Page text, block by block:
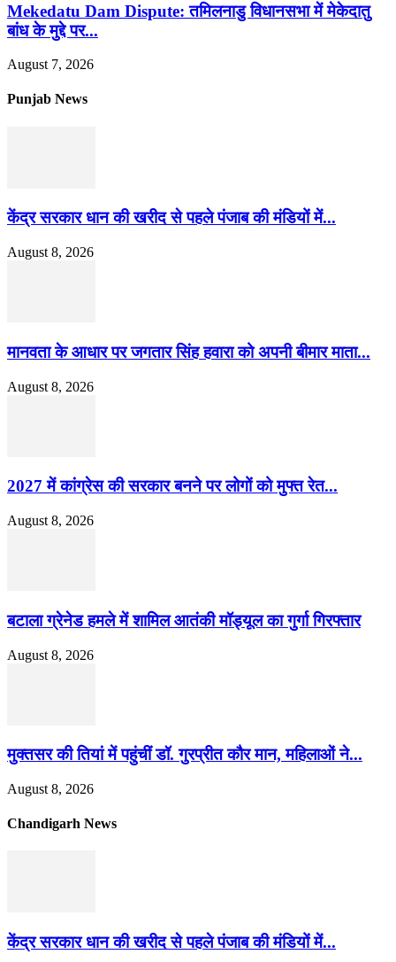
Mekedatu Dam Dispute: तमिलनाडु विधानसभा में मेकेदातु
बांध के मुद्दे पर...
August 7, 2026
Punjab News
केंद्र सरकार धान की खरीद से पहले पंजाब की मंडियों में...
August 8, 2026
मानवता के आधार पर जगतार सिंह हवारा को अपनी बीमार माता...
August 8, 2026
2027 में कांग्रेस की सरकार बनने पर लोगों को मुफ्त रेत...
August 8, 2026
बटाला ग्रेनेड हमले में शामिल आतंकी मॉड्यूल का गुर्गा गिरफ्तार
August 8, 2026
मुक्तसर की तियां में पहुंचीं डॉ. गुरप्रीत कौर मान, महिलाओं ने...
August 8, 2026
Chandigarh News
केंद्र सरकार धान की खरीद से पहले पंजाब की मंडियों में...